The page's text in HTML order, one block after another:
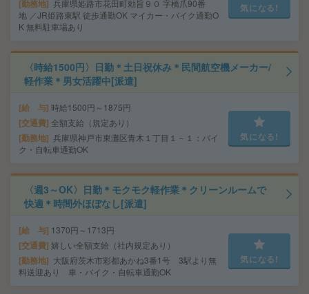
勤務地 兵庫県姫路市花田町勅旨９０ 字橋爪90番
地 ／JR姫路東駅 徒歩通勤OK マイカー・バイク通勤O
K 無料駐車場あり
気になる!
〈時給1500円〉日勤＊土日祝休み＊民間航空機メーカー/
軽作業＊男女活躍中[派遣]
給 与 時給1500円～1875円
交通費 全額支給（規定あり）
勤務地 兵庫県神戸市東灘区青木１丁目１－１：バイ
ク・自転車通勤OK
気になる!
〈週3～OK〉日勤＊モクモク軽作業＊クリーンルームで
快適＊時間外ほぼなし[派遣]
給 与 1370円～1713円
交通費 嬉しい全額支給（社内規定あり）
勤務地
大阪府茨木市彩都あかね3番1号 3駅より無
料送迎あり 車・バイク・自転車通勤OK
気になる!